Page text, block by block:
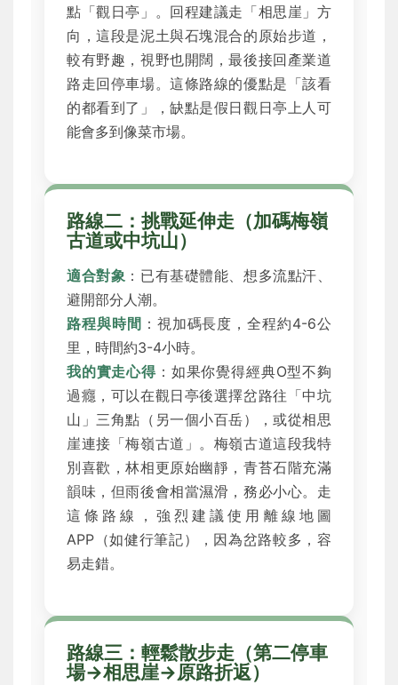
點「觀日亭」。回程建議走「相思崖」方
向，這段是泥土與石塊混合的原始步道，
較有野趣，視野也開闊，最後接回產業道
路走回停車場。這條路線的優點是「該看
的都看到了」，缺點是假日觀日亭上人可
能會多到像菜市場。
路線二：挑戰延伸走（加碼梅嶺
古道或中坑山）
適合對象 ：已有基礎體能、想多流點汗、
避開部分人潮。
路程與時間 ：視加碼長度，全程約4-6公
里，時間約3-4小時。
我的實走心得：如果你覺得經典O型不夠
過癮，可以在觀日亭後選擇岔路往「中坑
山」三角點（另一個小百岳），或從相思
崖連接「梅嶺古道」。梅嶺古道這段我特
別喜歡，林相更原始幽靜，青苔石階充滿
韻味，但雨後會相當濕滑，務必小心。走
這條路線，強烈建議使用離線地圖
APP（如健行筆記），因為岔路較多，容
易走錯。
路線三：輕鬆散步走（第二停車
場→相思崖→原路折返）